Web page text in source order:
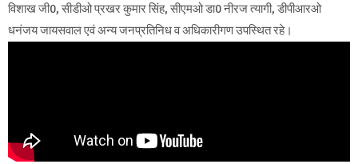
विशाख जी0, सीडीओ प्रखर कुमार सिंह, सीएमओ डा0 नीरज त्यागी, डीपीआरओ
धनंजय जायसवाल एवं अन्य जनप्रतिनिध व अधिकारीगण उपस्थित रहे।